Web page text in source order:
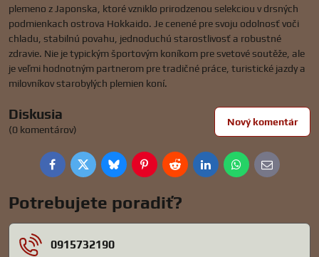
plemeno z Japonska, ktoré vzniklo prirodzenou selekciou v drsných
podmienkach ostrova Hokkaido. Je cenené pre svoju odolnosť voči
chladu, stabilnú povahu, jednoduchú starostlivosť a robustné
zdravie. Nie je typickým športovým koníkom pre svetové soutěže, ale
je veľmi hodnotným partnerom pre tradičné práce, turistické jazdy a
milovníkov starobylých plemien koní.
Diskusia
(0 komentárov)
Nový komentár
FacebookTwitterBlueskyPinterestRedditLinkedInWhatsApp
E-
mail
Potrebujete poradiť?
0915732190